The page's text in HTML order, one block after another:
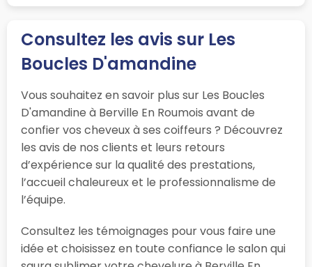
Consultez les avis sur Les
Boucles D'amandine
Vous souhaitez en savoir plus sur Les Boucles
D'amandine à Berville En Roumois avant de
confier vos cheveux à ses coiffeurs ? Découvrez
les avis de nos clients et leurs retours
d’expérience sur la qualité des prestations,
l’accueil chaleureux et le professionnalisme de
l’équipe.
Consultez les témoignages pour vous faire une
idée et choisissez en toute confiance le salon qui